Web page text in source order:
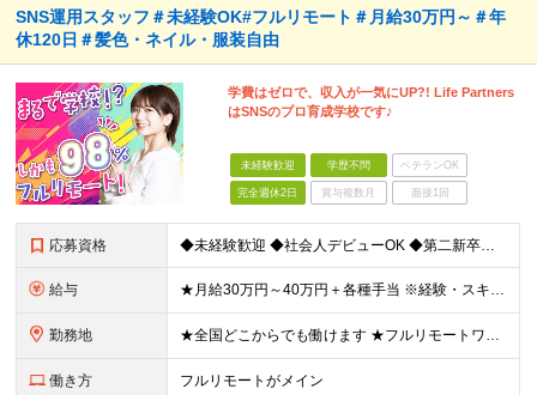
SNS運用スタッフ＃未経験OK#フルリモート＃月給30万円～＃年
休120日＃髪色・ネイル・服装自由
学費はゼロで、収入が一気にUP?! Life Partners
はSNSのプロ育成学校です♪
未経験歓迎 学歴不問 ベテランOK
完全週休2日 賞与複数月 面接1回
応募資格 ◆未経験歓迎 ◆社会人デビューOK ◆第二新卒も歓迎 ◆学歴不問 ………………‥・*.+ 応募時に特別なスキルや経験は必要ありません。 正社員経験がない方も歓迎します！ +.*・‥……………… L
給与 ★月給30万円～40万円＋各種手当 ※経験・スキルを考慮して金額を決定します ※上記月給は固定残業代（20時間分／3万2000円～）を含む ※超過分は別途支給します ★試用期間：7ヶ月間あり（待遇に
勤務地 ★全国どこからでも働けます ★フルリモートワークが可能 ★希望に100％応じます！ ■所属は横浜本社となります。 神奈川県横浜市中区長者町2-6-3 テクノサイシング長者町ビル7F ※(変更の範囲)
働き方 フルリモートがメイン